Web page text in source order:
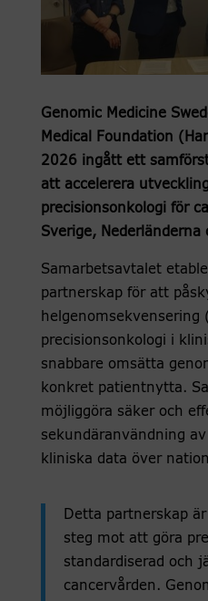
Genomic Medicine
Medical Foundation
2026 ingått ett
att accelerera
precisionsonkologi för
Sverige,
Samarbetsavtalet
partnerskap för att
helgenomsekvensering
precisionsonkologi i
snabbare omsätta
konkret patientnytta.
möjliggöra säker och
sekundäranvändning
kliniska data över
Detta partnerskap
steg mot att göra
standardiserad och
cancervården.